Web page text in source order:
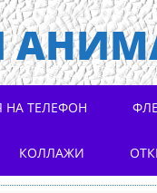
НА ТЕЛЕФОН
КОЛЛАЖИ